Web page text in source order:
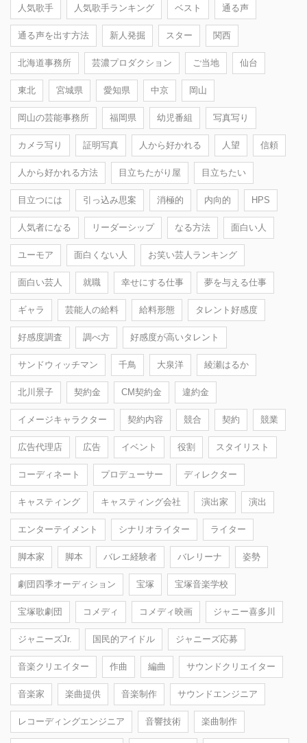
人気歌手 人気歌手ランキング ベスト 通る声
通る声を出す方法 新人発掘 スター 関西
北海道事務所 芸濃プロダクション ご当地 仙台
東北 宮城県 愛知県 中京 岡山
岡山の芸能事務所 福岡県 幼児番組 写真写り
カメラ写り 証明写真 人から好かれる 人望 信頼
人から好かれる方法 目立ちたがり屋 目立ちたい
目立つには 引っ込み思案 消極的 内向的 HPS
人気者になる リーダーシップ なる方法 面白い人
ユーモア 面白くない人 お笑い芸人ランキング
面白い芸人 就職 幸せにする仕事 夢を与える仕事
ギャラ 芸能人の給料 給料形態 タレント好感度
好感度調査 調べ方 好感度が高いタレント
サンドウィッチマン 千鳥 大泉洋 綾瀬はるか
北川景子 契約金 CM契約金 違約金
イメージキャラクター 契約内容 競合 契約 競業
広告代理店 広告 イベント 役割 スタイリスト
コーディネート プロデューサー ディレクター
キャスティング キャスティング会社 演出家 演出
エンターテイメント シナリオライター ライター
脚本家 脚本 バレエ経験者 バレリーナ 姿勢
劇団四季オーディション 宝塚 宝塚音楽学校
宝塚歌劇団 コメディ コメディ映画 ジャニー喜多川
ジャニーズJr. 国民的アイドル ジャニーズ応募
音楽クリエイター 作曲 編曲 サウンドクリエイター
音楽家 楽曲提供 音楽制作 サウンドエンジニア
レコーディングエンジニア 音響技術 楽曲制作